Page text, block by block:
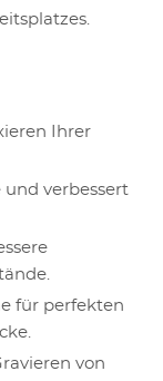
Ihrer
und verbessert
für perfekten
von